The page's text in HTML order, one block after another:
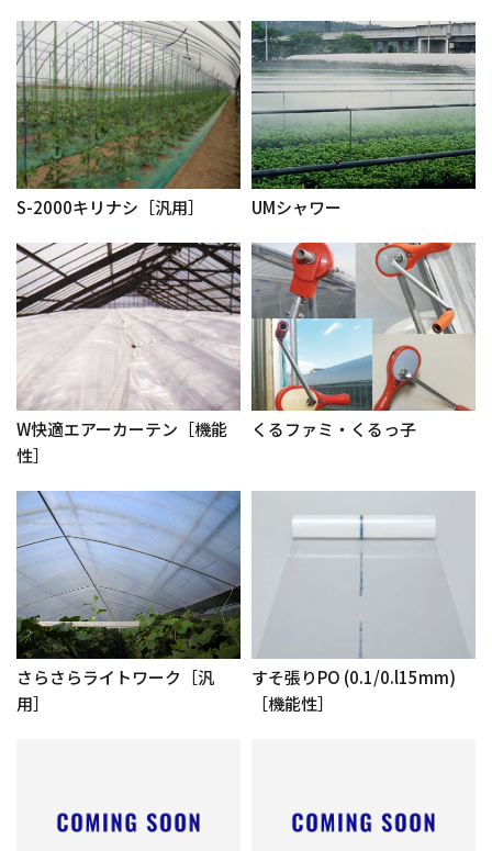
S-2000キリナシ［汎用］ UMシャワー
W快適エアーカーテン［機能
性］
くるファミ・くるっ子
さらさらライトワーク［汎
用］
すそ張りPO (0.1/0.l15mm)
［機能性］